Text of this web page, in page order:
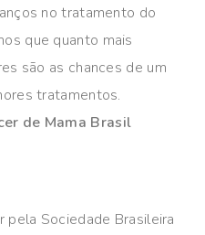
no tratamento do
que quanto mais
são as chances de um
tratamentos.
de Mama Brasil
Sociedade Brasileira